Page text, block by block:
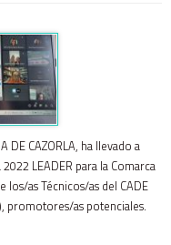
DE CAZORLA, ha llevado a
LEADER para la Comarca
los/as Técnicos/as del CADE
promotores/as potenciales.